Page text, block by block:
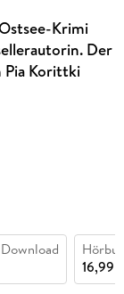
Krimi
Der
Pia Korittki
16,99